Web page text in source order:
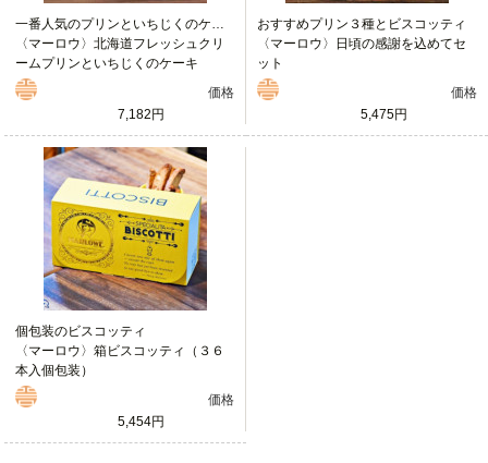
一番人気のプリンといちじくのケーキ
〈マーロウ〉北海道フレッシュクリ
ームプリンといちじくのケーキ
価格
7,182円
おすすめプリン３種とビスコッティ
〈マーロウ〉日頃の感謝を込めてセ
ット
価格
5,475円
個包装のビスコッティ
〈マーロウ〉箱ビスコッティ（３６
本入個包装）
価格
5,454円